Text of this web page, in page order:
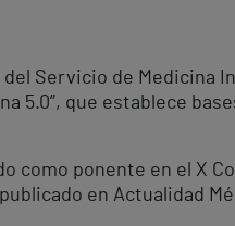
Servicio de Medicina
5.0”, que establece
como ponente en el X
en Actualidad